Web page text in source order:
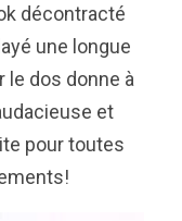
décontracté
une longue
le dos donne à
et
pour toutes